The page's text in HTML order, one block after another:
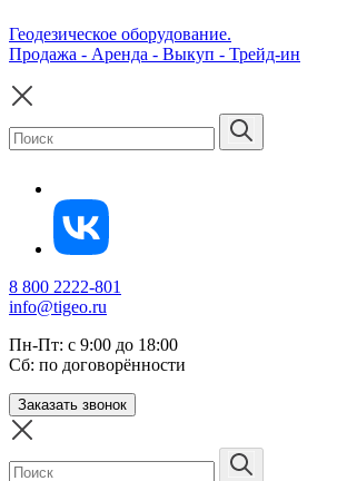
Геодезическое оборудование.
Продажа - Аренда - Выкуп - Трейд-ин
8 800 2222-801
info@tigeo.ru
Пн-Пт: с 9:00 до 18:00
Сб: по договорённости
Заказать звонок